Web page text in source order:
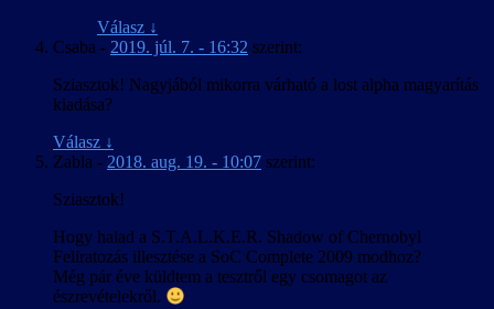
Válasz ↓
Csaba - 2019. júl. 7. - 16:32 szerint:
Sziasztok! Nagyjából mikorra várható a lost alpha magyarítás
kiadása?
Válasz ↓
Zabla - 2018. aug. 19. - 10:07 szerint:
Sziasztok!
Hogy halad a S.T.A.L.K.E.R. Shadow of Chernobyl
Feliratozás illesztése a SoC Complete 2009 modhoz?
Még pár éve küldtem a tesztről egy csomagot az
észrevételekről.